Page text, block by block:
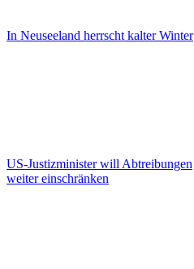
In Neuseeland herrscht kalter Winter
US-Justizminister will Abtreibungen
weiter einschränken